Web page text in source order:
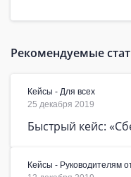
Рекомендуемые
Кейсы - Для всех
25 декабря 2019
Быстрый кейс:
Кейсы - Руководителям